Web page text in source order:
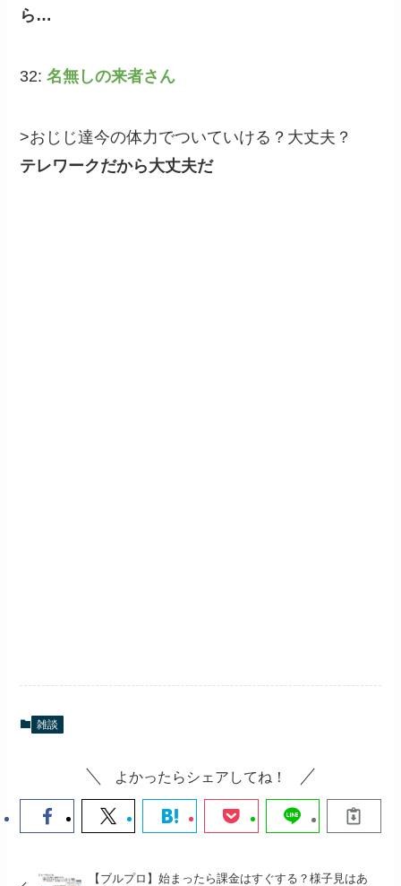
ら…
32:名無しの来者さん
>おじじ達今の体力でついていける？大丈夫？
テレワークだから大丈夫だ
雑談
よかったらシェアしてね！
【ブルプロ】始まったら課金はすぐする？様子見はあ